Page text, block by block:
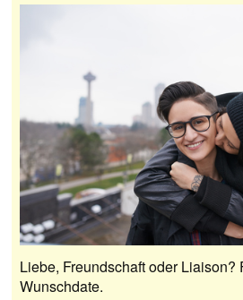
Liebe, Freundschaft oder Liaison?
Wunschdate.